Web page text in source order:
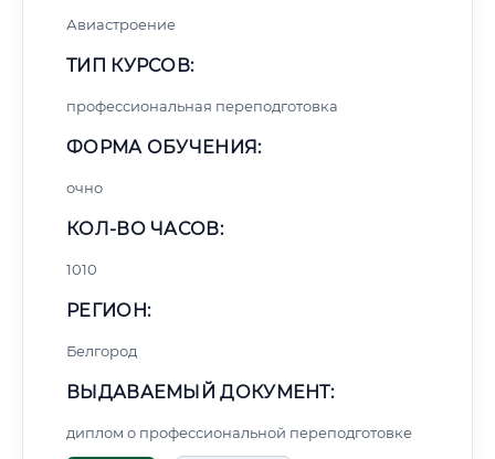
Авиастроение
ТИП КУРСОВ:
профессиональная переподготовка
ФОРМА ОБУЧЕНИЯ:
очно
КОЛ-ВО ЧАСОВ:
1010
РЕГИОН:
Белгород
ВЫДАВАЕМЫЙ ДОКУМЕНТ:
диплом о профессиональной переподготовке